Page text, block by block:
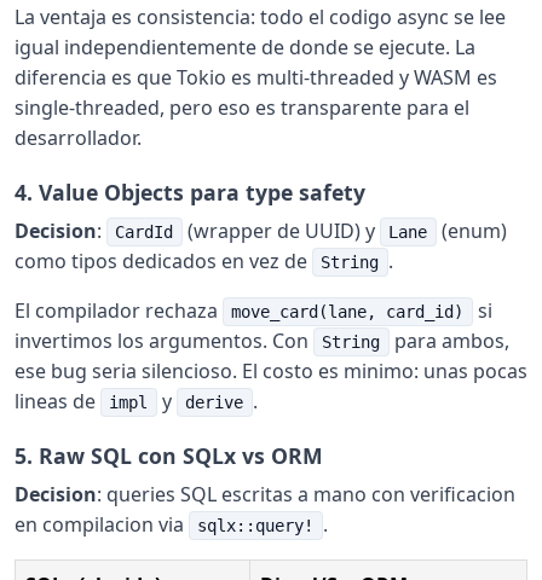
La ventaja es consistencia: todo el codigo async se lee
igual independientemente de donde se ejecute. La
diferencia es que Tokio es multi-threaded y WASM es
single-threaded, pero eso es transparente para el
desarrollador.
4. Value Objects para type safety
Decision: CardId (wrapper de UUID) y Lane
(enum)
como tipos dedicados en vez de
String .
El compilador rechaza
move_card(lane, card_id)
si
invertimos los argumentos. Con
String
para ambos,
ese bug seria silencioso. El costo es minimo: unas pocas
lineas de
impl y derive .
5. Raw SQL con SQLx vs ORM
Decision: queries SQL escritas a mano con verificacion
en compilacion via
sqlx::query! .